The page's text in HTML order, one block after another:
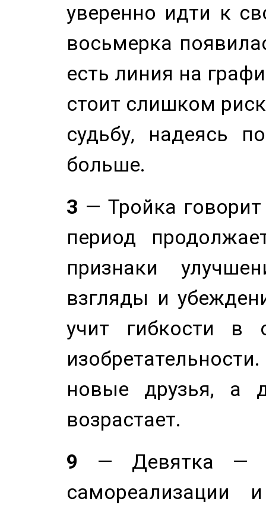
уверенно идти к
восьмерка
есть линия на
стоит слишком
судьбу, надеясь
больше.
3 — Тройка
период
признаки
взгляды и
учит гибкости в
новые друзья, а
возрастает.
9 — Девятка —
самореализации